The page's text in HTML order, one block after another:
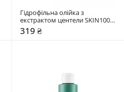
Гідрофільна олійка з
екстрактом центели SKIN1004
30 мл
319 ₴